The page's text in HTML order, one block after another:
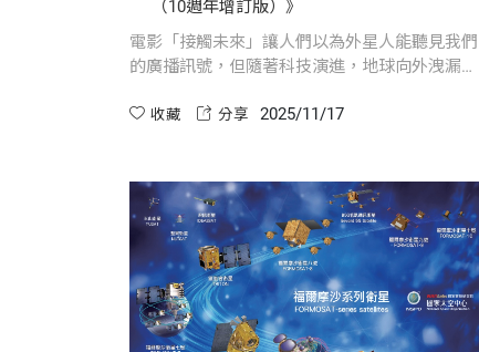
（10週年增訂版）》
電影「接觸未來」讓人們以為外星人能聽見我們
的廣播訊號，但隨著科技演進，地球向外洩漏的
極高。相較之下，反射自地球的陽光與大氣組
起注意，靠廣播不如送出高速探測器來得有效。
收藏 分享 2025/11/17